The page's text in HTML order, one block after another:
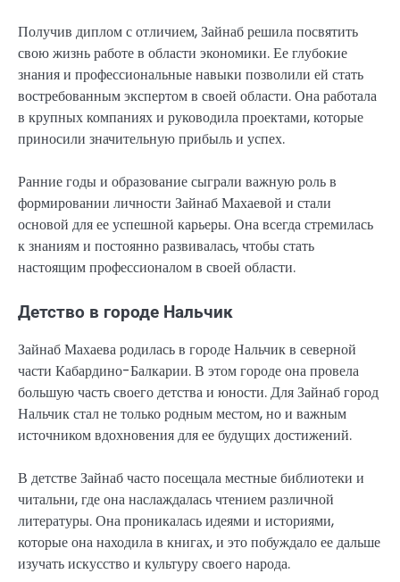
Получив диплом с отличием, Зайнаб решила посвятить
свою жизнь работе в области экономики. Ее глубокие
знания и профессиональные навыки позволили ей стать
востребованным экспертом в своей области. Она работала
в крупных компаниях и руководила проектами, которые
приносили значительную прибыль и успех.
Ранние годы и образование сыграли важную роль в
формировании личности Зайнаб Махаевой и стали
основой для ее успешной карьеры. Она всегда стремилась
к знаниям и постоянно развивалась, чтобы стать
настоящим профессионалом в своей области.
Детство в городе Нальчик
Зайнаб Махаева родилась в городе Нальчик в северной
части Кабардино-Балкарии. В этом городе она провела
большую часть своего детства и юности. Для Зайнаб город
Нальчик стал не только родным местом, но и важным
источником вдохновения для ее будущих достижений.
В детстве Зайнаб часто посещала местные библиотеки и
читальни, где она наслаждалась чтением различной
литературы. Она проникалась идеями и историями,
которые она находила в книгах, и это побуждало ее дальше
изучать искусство и культуру своего народа.